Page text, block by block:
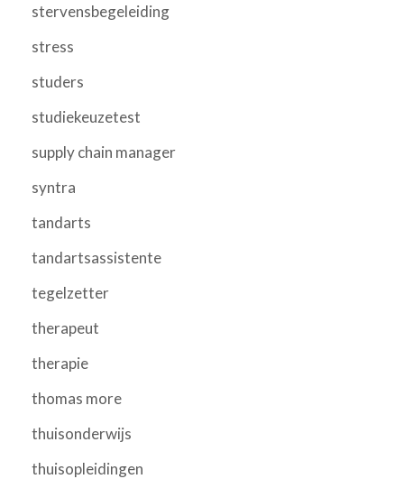
stervensbegeleiding
stress
studers
studiekeuzetest
supply chain manager
syntra
tandarts
tandartsassistente
tegelzetter
therapeut
therapie
thomas more
thuisonderwijs
thuisopleidingen